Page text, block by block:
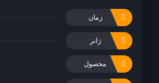
زمان
ژانر
محصول